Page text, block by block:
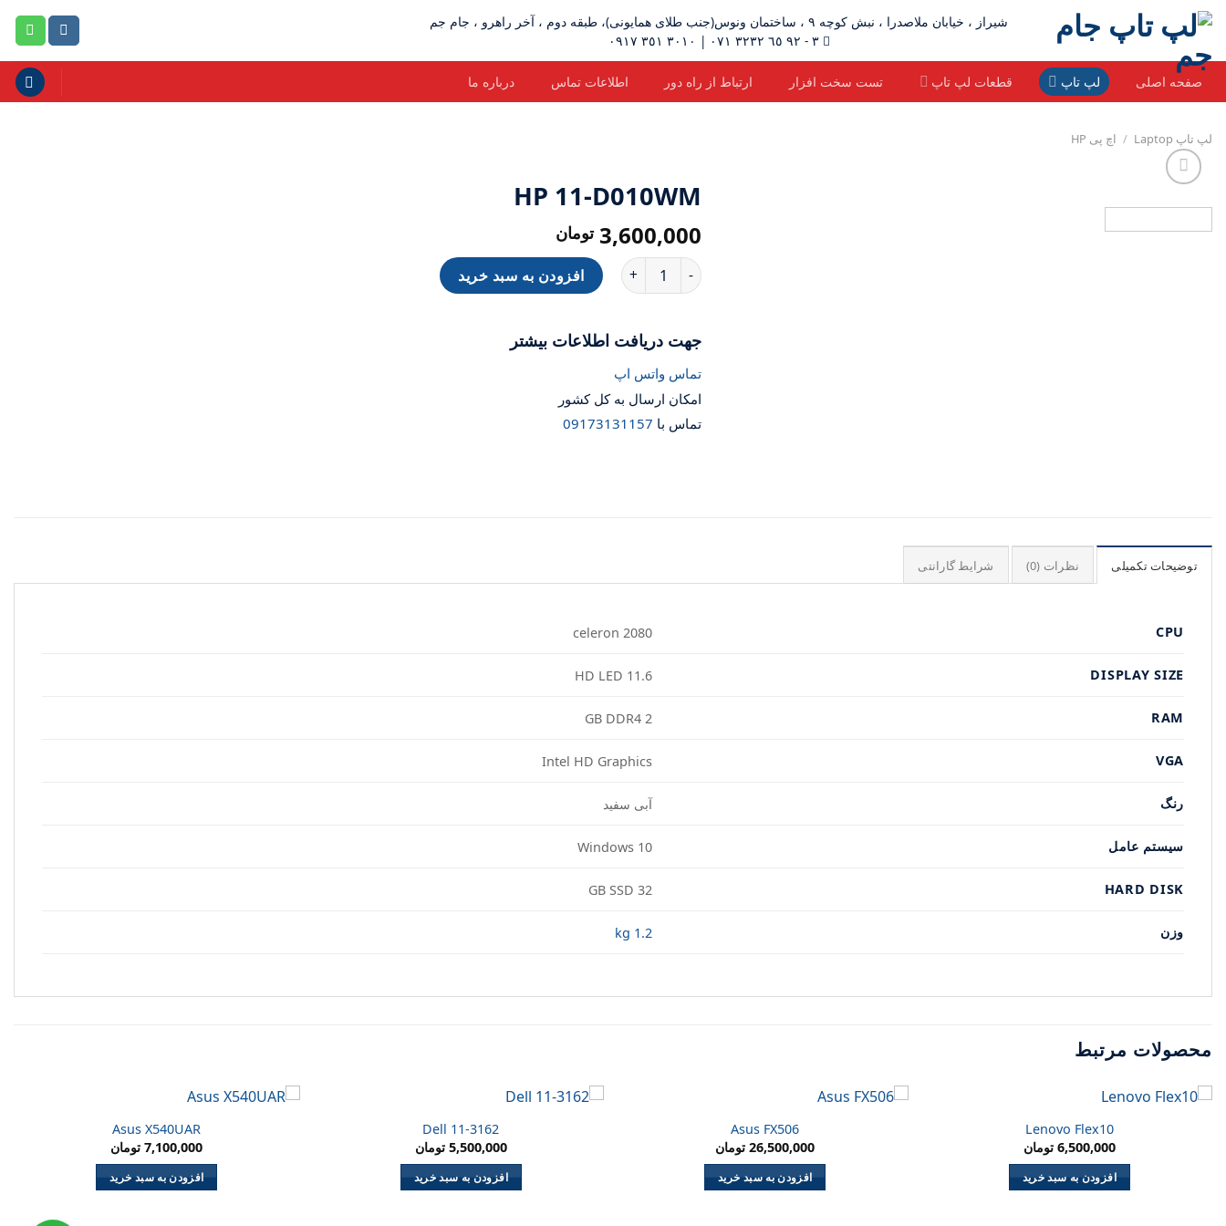
Skip
content
شیراز ، خیابان ملاصدرا ، نبش کوچه ۹ ، ساختمان ونوس(جنب طلای همایونی)، طبقه دوم ، آخر راهرو ، جام جم
٣ - ٩٢ ٦٥ ٣٢٣٢ ٠٧١ | ٣٠١٠ ٣٥١ ٠٩١٧
صفحه اصلی لپ تاپ قطعات لپ تاپ تست سخت افزار ارتباط از راه دور اطلاعات تماس درباره ما
لپ تاپ Laptop / اچ پی HP
HP 11-D010WM
3,600,000 تومان
HP 11-D010WM عدد افزودن به سبد خرید
جهت دریافت اطلاعات بیشتر
تماس واتس اپ
امکان ارسال به کل کشور
تماس با 09173131157
توضیحات تکمیلی نظرات (0) شرایط گارانتی
CPU
celeron 2080
DISPLAY SIZE
11.6 HD LED
RAM
GB DDR4 2
VGA
Intel HD Graphics
رنگ آبی سفید
سیستم عامل Windows 10
HARD DISK
GB SSD 32
وزن 1.2 kg
محصولات مرتبط
Lenovo Flex10
6,500,000 تومان
افزودن به سبد خرید
Asus FX506
26,500,000 تومان
افزودن به سبد خرید
Dell 11-3162
5,500,000 تومان
افزودن به سبد خرید
Asus X540UAR
7,100,000 تومان
افزودن به سبد خرید